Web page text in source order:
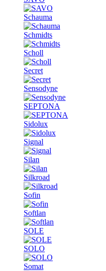
Schauma
Schmidts
Scholl
Secret
Sensodyne
SEPTONA
Sidolux
Signal
Silan
Silkroad
Sofin
Softlan
SOLE
SOLO
Somat